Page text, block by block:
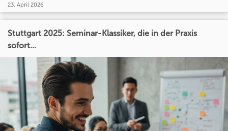
23. April 2026
Stuttgart 2025: Seminar-Klassiker, die in der Praxis
sofort...